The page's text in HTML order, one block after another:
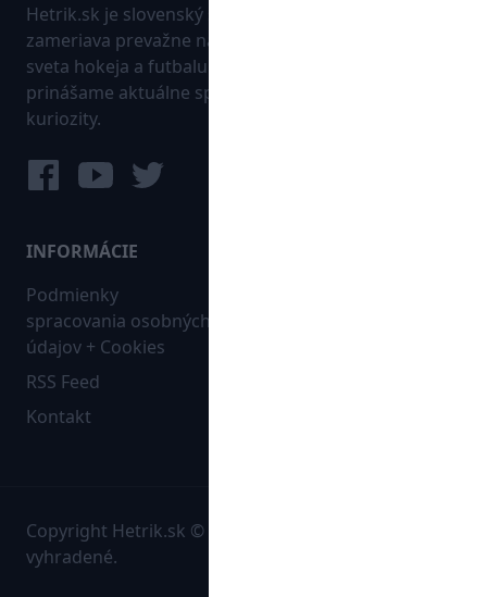
Hetrik.sk je slovenský športový portál, ktorý sa
zameriava prevažne na najnovšie informácie zo
sveta hokeja a futbalu. Pravidelne na dennej báze
prinášame aktuálne správy, góly, zaujímavosti a
kuriozity.
INFORMÁCIE
Podmienky
spracovania osobných
údajov + Cookies
RSS Feed
Kontakt
Copyright Hetrik.sk © 2026 Autorské práva sú
vyhradené.